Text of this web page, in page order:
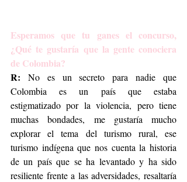
Esperamos que tu ganes el concurso,
¿Qué te gustaría que la gente conociera
de Colombia?
R: No es un secreto para nadie que
Colombia es un país que estaba
estigmatizado por la violencia, pero tiene
muchas bondades, me gustaría mucho
explorar el tema del turismo rural, ese
turismo indígena que nos cuenta la historia
de un país que se ha levantado y ha sido
resiliente frente a las adversidades, resaltaría